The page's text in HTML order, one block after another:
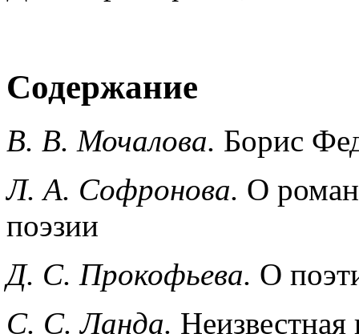
Содержание
В. В. Мочалова. Борис
Л. А. Софронова. О
поэзии
Д. С. Прокофьева. О
С. С. Ланда.